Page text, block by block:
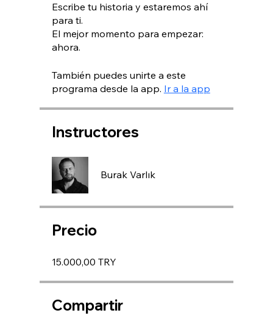
Escribe tu historia y estaremos ahí
para ti.
El mejor momento para empezar:
ahora.
También puedes unirte a este
programa desde la app. Ir a la app
Instructores
Burak Varlık
Precio
15.000,00 TRY
Compartir